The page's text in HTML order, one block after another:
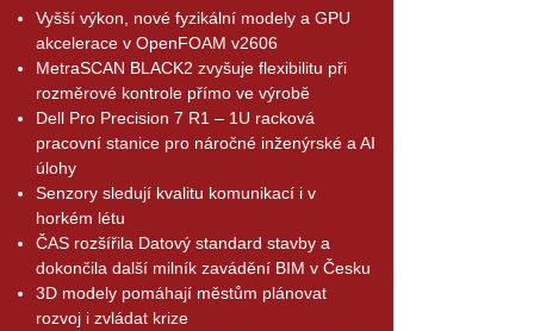
Vyšší výkon, nové fyzikální modely a GPU
akcelerace v OpenFOAM v2606
MetraSCAN BLACK2 zvyšuje flexibilitu při
rozměrové kontrole přímo ve výrobě
Dell Pro Precision 7 R1 – 1U racková
pracovní stanice pro náročné inženýrské a AI
úlohy
Senzory sledují kvalitu komunikací i v
horkém létu
ČAS rozšířila Datový standard stavby a
dokončila další milník zavádění BIM v Česku
3D modely pomáhají městům plánovat
rozvoj i zvládat krize